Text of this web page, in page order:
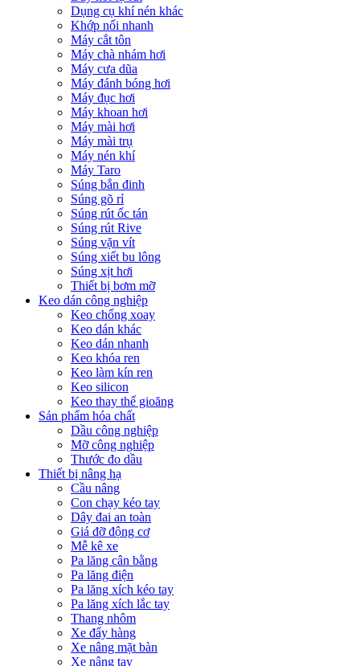
Dụng cụ khí nén khác
Khớp nối nhanh
Máy cắt tôn
Máy chà nhám hơi
Máy cưa dũa
Máy đánh bóng hơi
Máy đục hơi
Máy khoan hơi
Máy mài hơi
Máy mài trụ
Máy nén khí
Máy Taro
Súng bắn đinh
Súng gõ rỉ
Súng rút ốc tán
Súng rút Rive
Súng vặn vít
Súng xiết bu lông
Súng xịt hơi
Thiết bị bơm mỡ
Keo dán công nghiệp
Keo chống xoay
Keo dán khác
Keo dán nhanh
Keo khóa ren
Keo làm kín ren
Keo silicon
Keo thay thế gioăng
Sản phẩm hóa chất
Dầu công nghiệp
Mỡ công nghiệp
Thước đo dầu
Thiết bị nâng hạ
Cầu nâng
Con chạy kéo tay
Dây đai an toàn
Giá đỡ động cơ
Mễ kê xe
Pa lăng cân bằng
Pa lăng điện
Pa lăng xích kéo tay
Pa lăng xích lắc tay
Thang nhôm
Xe đẩy hàng
Xe nâng mặt bàn
Xe nâng tay